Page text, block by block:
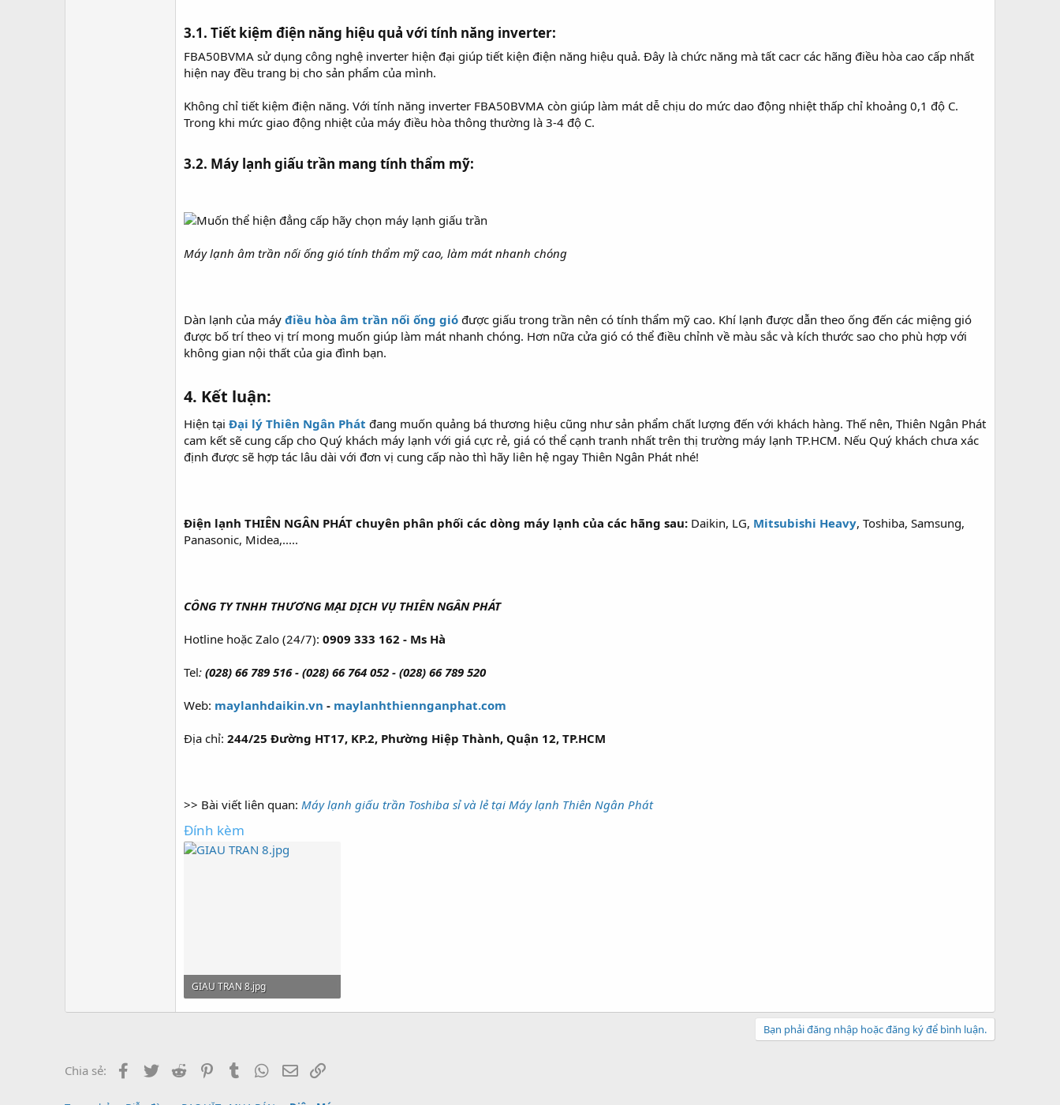
3.1. Tiết kiệm điện năng hiệu quả với tính năng inverter:​
FBA50BVMA sử dụng công nghệ inverter hiện đại giúp tiết kiện điện năng hiệu quả. Đây là chức năng mà tất cacr các hãng điều hòa cao cấp nhất
hiện nay đều trang bị cho sản phẩm của mình.
Không chỉ tiết kiệm điện năng. Với tính năng inverter FBA50BVMA còn giúp làm mát dễ chịu do mức dao động nhiệt thấp chỉ khoảng 0,1 độ C.
Trong khi mức giao động nhiệt của máy điều hòa thông thường là 3-4 độ C.
3.2. Máy lạnh giấu trần mang tính thẩm mỹ:​
Máy lạnh âm trần nối ống gió tính thẩm mỹ cao, làm mát nhanh chóng
Dàn lạnh của máy điều hòa âm trần nối ống gió được giấu trong trần nên có tính thẩm mỹ cao. Khí lạnh được dẫn theo ống đến các miệng gió
được bố trí theo vị trí mong muốn giúp làm mát nhanh chóng. Hơn nữa cửa gió có thể điều chỉnh về màu sắc và kích thước sao cho phù hợp với
không gian nội thất của gia đình bạn.
4. Kết luận:​
Hiện tại Đại lý Thiên Ngân Phát đang muốn quảng bá thương hiệu cũng như sản phẩm chất lượng đến với khách hàng. Thế nên, Thiên Ngân Phát
cam kết sẽ cung cấp cho Quý khách máy lạnh với giá cực rẻ, giá có thể cạnh tranh nhất trên thị trường máy lạnh TP.HCM. Nếu Quý khách chưa xác
định được sẽ hợp tác lâu dài với đơn vị cung cấp nào thì hãy liên hệ ngay Thiên Ngân Phát nhé!
Điện lạnh THIÊN NGÂN PHÁT chuyên phân phối các dòng máy lạnh của các hãng sau: Daikin, LG, Mitsubishi Heavy, Toshiba, Samsung,
Panasonic, Midea,.....
CÔNG TY TNHH THƯƠNG MẠI DỊCH VỤ THIÊN NGÂN PHÁT
Hotline hoặc Zalo (24/7): 0909 333 162 - Ms Hà
Tel: (028) 66 789 516 - (028) 66 764 052 - (028) 66 789 520
Web: maylanhdaikin.vn - maylanhthiennganphat.com
Địa chỉ: 244/25 Đường HT17, KP.2, Phường Hiệp Thành, Quận 12, TP.HCM
>> Bài viết liên quan: Máy lạnh giấu trần Toshiba sỉ và lẻ tại Máy lạnh Thiên Ngân Phát
Đính kèm
GIAU TRAN 8.jpg
283.2 KB · Lượt xem: 0
Bạn phải đăng nhập hoặc đăng ký để bình luận.
Chia sẻ: Facebook
Twitter Reddit PinterestTumblrWhatsApp
Email